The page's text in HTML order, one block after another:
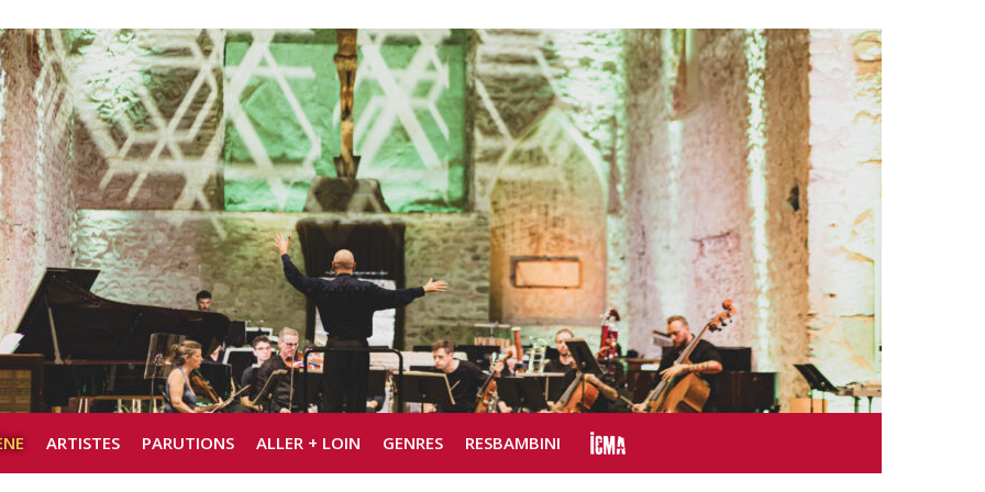
ARTISTES PARUTIONS ALLER + LOIN GENRES RESBAMBINI